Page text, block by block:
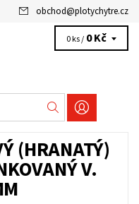
obchod@plotychytre.cz
0 ks / 0 Kč
(HRANATÝ)
V.